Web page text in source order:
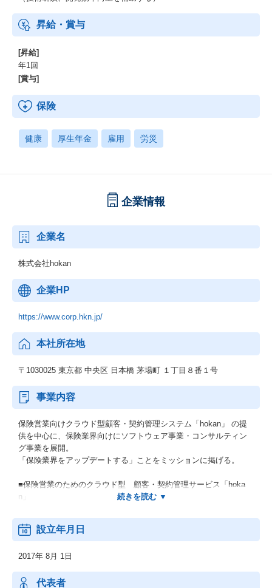
昇給・賞与
[昇給]
年1回
[賞与]
保険
健康 厚生年金 雇用 労災
企業情報
企業名
株式会社hokan
企業HP
https://www.corp.hkn.jp/
本社所在地
〒1030025 東京都 中央区 日本橋 茅場町 １丁目８番１号
事業内容
保険営業向けクラウド型顧客・契約管理システム「hokan」 の提
供を中心に、保険業界向けにソフトウェア事業・コンサルティン
グ事業を展開。
「保険業界をアップデートする」ことをミッションに掲げる。
■保険営業のためのクラウド型 顧客・契約管理サービス「hoka
n」
■保険代理店開業支援、情報サイト「保険代理店開業.com」
■InsurTechConsulting（保険事業参入に関する総合的なご相談窓
口）
設立年月日
2017年 8月 1日
代表者